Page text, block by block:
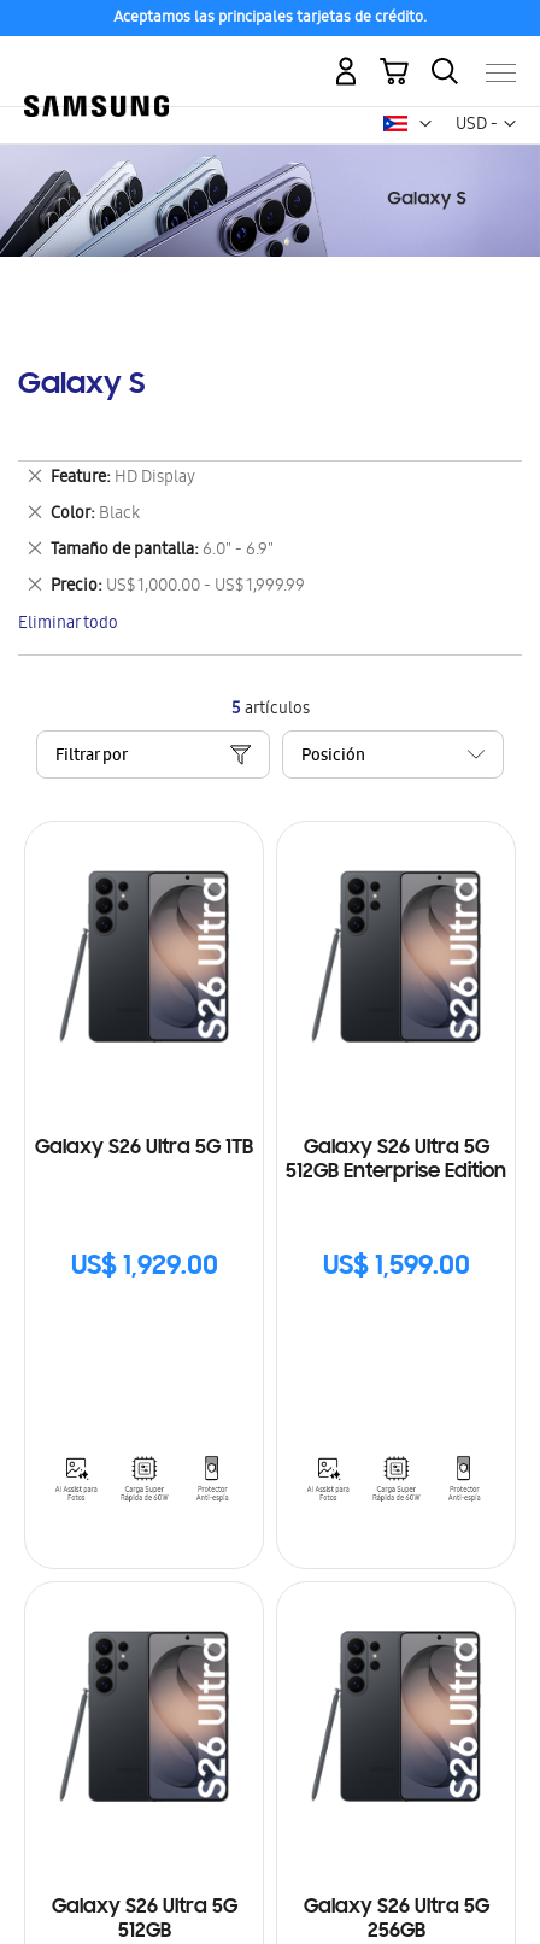
Aceptamos las principales tarjetas de crédito.
USD -
dólar
Mi carrito
Galaxy S
5artículos
Filtrar por
Galaxy S26 Ultra 5G 1TB
US$ 1,929.00
Galaxy S26 Ultra 5G
512GB Enterprise Edition
US$ 1,599.00
Galaxy S26 Ultra 5G
512GB
Galaxy S26 Ultra 5G
256GB
Feature HD Display
Eliminar
este
artículo
Color Black
Eliminar
este
artículo
Tamaño de pantalla 6.0" - 6.9"
Eliminar
este
artículo
Precio US$ 1,000.00 - US$ 1,999.99
Eliminar
este
artículo
Eliminar todo